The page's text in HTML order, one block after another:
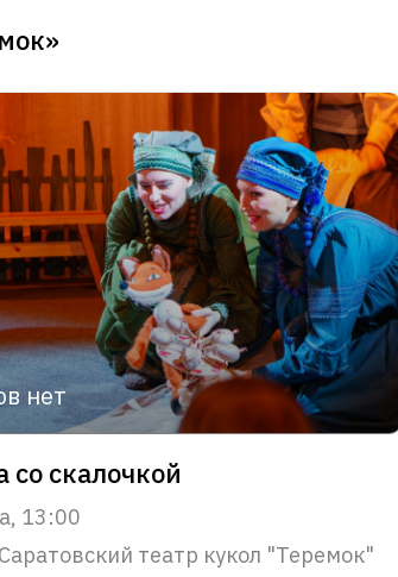
нет
со скалочкой
13:00
театр кукол "Теремок"